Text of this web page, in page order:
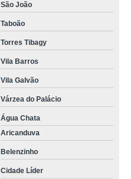
São João
Taboão
Torres Tibagy
Vila Barros
Vila Galvão
Várzea do Palácio
Água Chata
Aricanduva
Belenzinho
Cidade Líder